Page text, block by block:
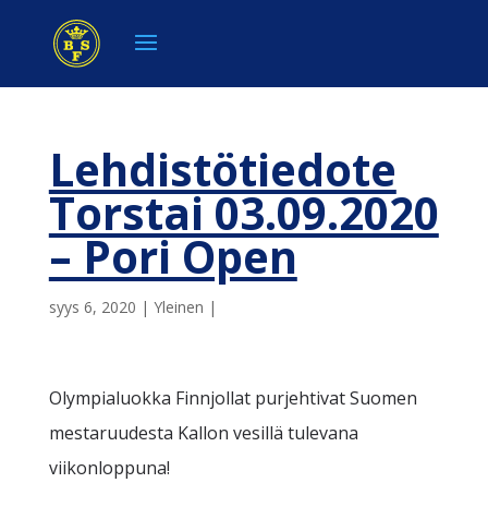
Lehdistötiedote
Torstai 03.09.2020
– Pori Open
syys 6, 2020 | Yleinen |
Olympialuokka Finnjollat purjehtivat Suomen
mestaruudesta Kallon vesillä tulevana
viikonloppuna!